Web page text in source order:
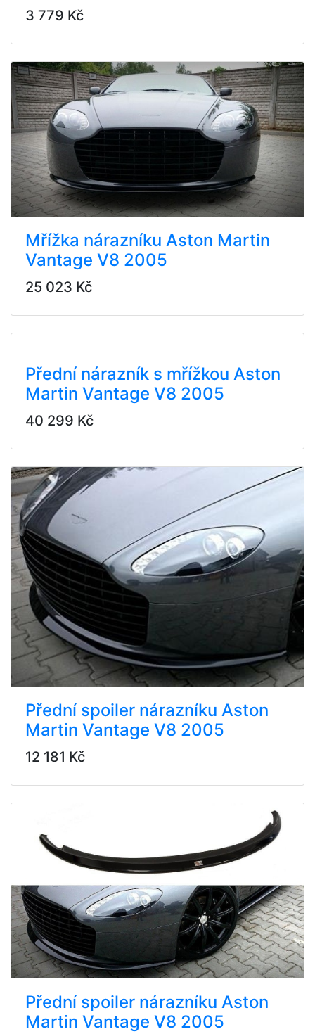
3 779 Kč
Mřížka nárazníku Aston Martin
Vantage V8 2005
25 023 Kč
Přední nárazník s mřížkou Aston
Martin Vantage V8 2005
40 299 Kč
Přední spoiler nárazníku Aston
Martin Vantage V8 2005
12 181 Kč
Přední spoiler nárazníku Aston
Martin Vantage V8 2005